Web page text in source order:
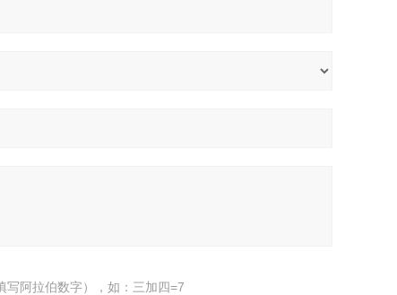
写阿拉伯数字），如：三加四=7